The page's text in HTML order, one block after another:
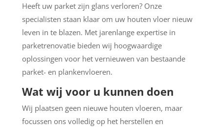
Heeft uw parket zijn glans verloren? Onze
specialisten staan klaar om uw houten vloer nieuw
leven in te blazen. Met jarenlange expertise in
parketrenovatie bieden wij hoogwaardige
oplossingen voor het vernieuwen van bestaande
parket- en plankenvloeren.
Wat wij voor u kunnen doen
Wij plaatsen geen nieuwe houten vloeren, maar
focussen ons volledig op het herstellen en